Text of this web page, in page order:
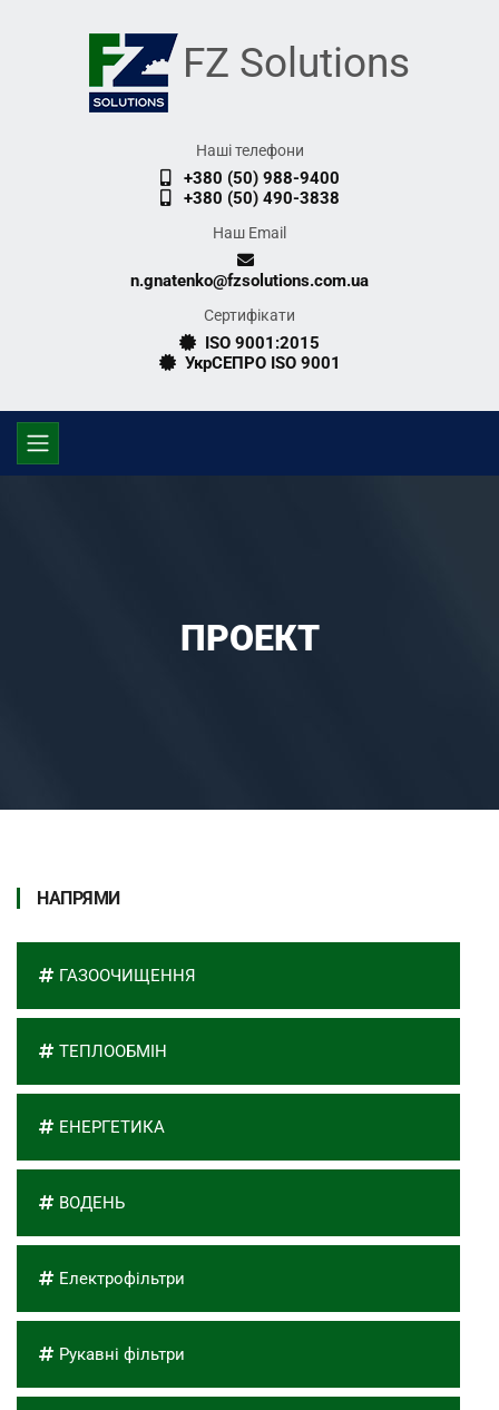
FZ Solutions
Наші телефони
+380 (50) 988-9400
+380 (50) 490-3838
Наш Email
n.gnatenko@fzsolutions.com.ua
Сертифікати
ISO 9001:2015
УкрСЕПРО ISO 9001
ПРОЕКТ
НАПРЯМИ
ГАЗООЧИЩЕННЯ
ТЕПЛООБМІН
ЕНЕРГЕТИКА
ВОДЕНЬ
Електрофільтри
Рукавні фільтри